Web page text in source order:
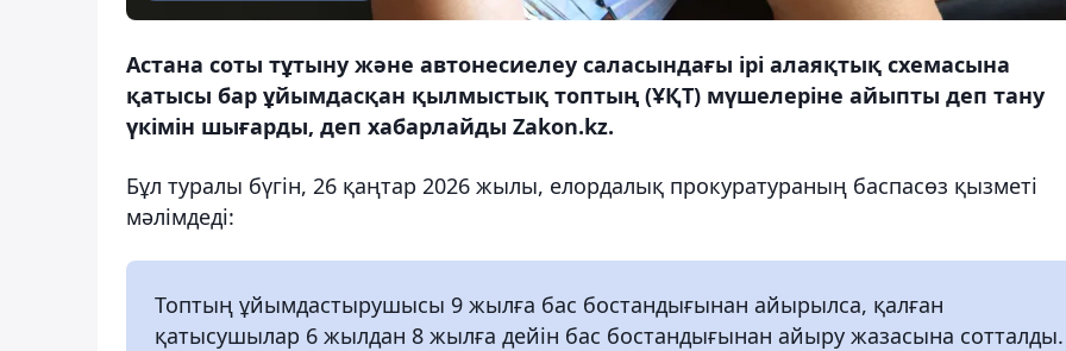
Астана соты тұтыну және автонесиелеу саласындағы ірі алаяқтық схемасына
қатысы бар ұйымдасқан қылмыстық топтың (ҰҚТ) мүшелеріне айыпты деп тану
үкімін шығарды, деп хабарлайды Zakon.kz.
Бұл туралы бүгін, 26 қаңтар 2026 жылы, елордалық прокуратураның баспасөз қызметі
мәлімдеді:
Топтың ұйымдастырушысы 9 жылға бас бостандығынан айырылса, қалған
қатысушылар 6 жылдан 8 жылға дейін бас бостандығынан айыру жазасына сотталды.